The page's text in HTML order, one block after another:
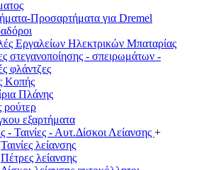
Προσαρτήματα για Dremel
Εργαλείων Ηλεκτρικών Μπαταρίας
στεγανοποίησης - σπειρωμάτων -
φλάντζες
Κοπής
Πλάνης
ρούτερ
εξαρτήματα
- Ταινίες - Αυτ.Δίσκοι Λείανσης +
Ταινίες λείανσης
Πέτρες λείανσης